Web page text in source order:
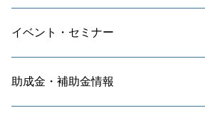
イベント・セミナー
助成金・補助金情報